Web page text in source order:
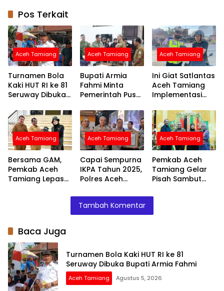
Pos Terkait
Aceh Tamiang
Turnamen Bola
Kaki HUT RI ke 81
Seruway Dibuka
Fahmi
Aceh Tamiang
Bupati Armia
Fahmi Minta
Pemerintah Pusat
Normalisasi
Sungai Tamiang,
Cegah Banjir
Terjadi Lagi
Aceh Tamiang
Ini Giat Satlantas
Aceh Tamiang
Implementasi
Polantas Aceh
Untuk
Masyarakat
Aceh Tamiang
Bersama GAM,
Pemkab Aceh
Tamiang Lepas
Aceh Tamiang
Capai Sempurna
IKPA Tahun 2025,
Polres Aceh
Penghargaan
dari Kapolri
Aceh Tamiang
Pemkab Aceh
Tamiang Gelar
Pisah Sambut
Armia: Mari
Pembangunan
Tambah Komentar
Baca Juga
Turnamen Bola Kaki HUT RI ke 81
Seruway Dibuka Bupati Armia Fahmi
Aceh Tamiang Agustus 5, 2026